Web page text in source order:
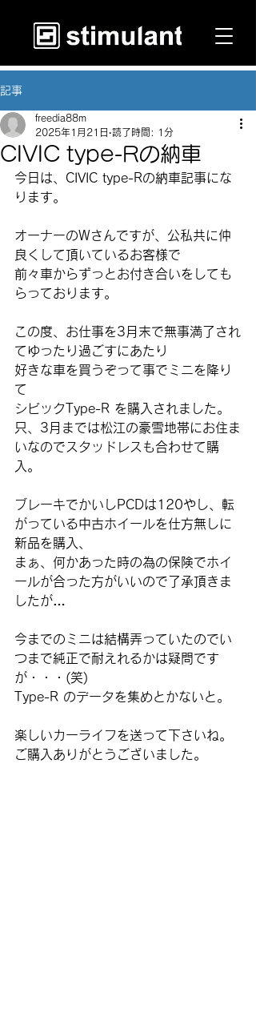
記事
CIVIC type-Rの納車
freedia88m
2025年1月21日 読了時間: 1分
今日は、CIVIC type-Rの納車記事にな
ります。
オーナーのWさんですが、公私共に仲
良くして頂いているお客様で
前々車からずっとお付き合いをしても
らっております。
この度、お仕事を3月末で無事満了され
てゆったり過ごすにあたり
好きな車を買うぞって事でミニを降り
て
シビックType-R を購入されました。
只、3月までは松江の豪雪地帯にお住ま
いなのでスタッドレスも合わせて購
入。
ブレーキでかいしPCDは120やし、転
がっている中古ホイールを仕方無しに
新品を購入、
まぁ、何かあった時の為の保険でホイ
ールが合った方がいいので了承頂きま
したが…
今までのミニは結構弄っていたのでい
つまで純正で耐えれるかは疑問です
が・・・(笑)
Type-R のデータを集めとかないと。
楽しいカーライフを送って下さいね。
ご購入ありがとうございました。